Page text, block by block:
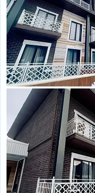
+7 495 215 5755 доб.
+7 925-084-93-70